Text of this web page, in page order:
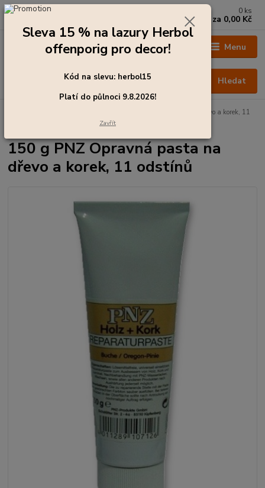
Menu
Hledat
+420 273 136 255
0 ks
za 0,00 Kč
150 g PNZ Opravná pasta na dřevo a korek, 11
150 g PNZ Opravná pasta na
dřevo a korek, 11 odstínů
Sleva 15 % na lazury Herbol
offenporig pro decor!
Kód na slevu: herbol15
Platí do půlnoci 9.8.2026!
Zavřít